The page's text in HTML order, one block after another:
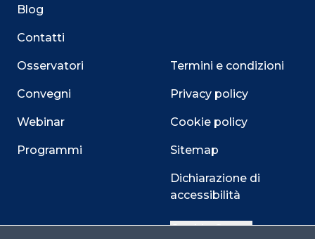
Blog
Contatti
Osservatori
Convegni
Webinar
Programmi
Termini e condizioni
Privacy policy
Cookie policy
Sitemap
Dichiarazione di
accessibilità
Cookie Center